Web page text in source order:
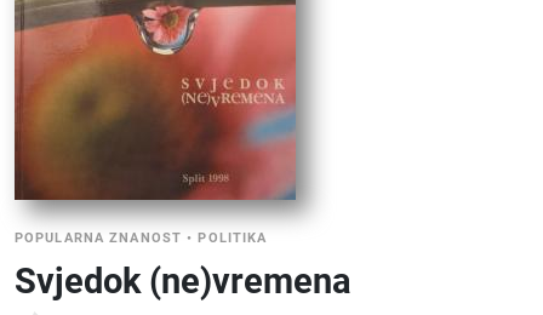
POPULARNA ZNANOST •POLITIKA
Svjedok (ne)vremena